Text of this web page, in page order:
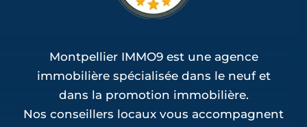
Montpellier IMMO9 est une agence
immobilière spécialisée dans le neuf et
dans la promotion immobilière.
Nos conseillers locaux vous accompagnent